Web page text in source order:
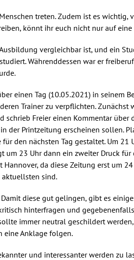
treten. Zudem ist es wichtig,
könnt ihr euch nicht nur auf
vergleichbar ist, und ein
Währenddessen war er
einen Tag (10.05.2021) in seinem
Trainer zu verpflichten.
Freier einen Kommentar über
der Printzeitung erscheinen sollen.
den nächsten Tag gestaltet. Um 21
23 Uhr dann ein zweiter Druck für
da diese Zeitung erst um
aktuellsten sind.
diese gut gelingen, gibt es
hinterfragen und
immer neutral geschildert
eine Anklage folgen.
und interessanter werden zu